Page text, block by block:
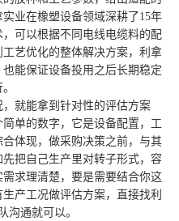
业在橡塑设备领域深耕了15年
可以根据不同电线电缆料的配
艺优化的整体解决方案，利拿
能保证设备投用之后长期稳定
就能拿到针对性的评估方案
单的数字，它是设备配置，工
体现，做采购决策之前，与其
把自己生产里对转子形式，容
求理清楚，要是需要结合你这
产工况做评估方案，直接找利
沟通就可以。